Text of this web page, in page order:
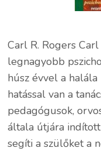
Carl R. Rogers
legnagyobb
húsz évvel a
hatással van a
pedagógusok,
általa útjára
segíti a szülőket a